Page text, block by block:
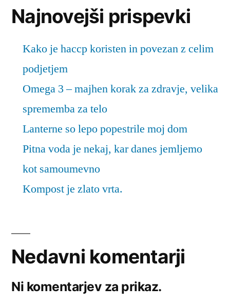
Najnovejši prispevki
Kako je haccp koristen in povezan z celim
podjetjem
Omega 3 – majhen korak za zdravje, velika
sprememba za telo
Lanterne so lepo popestrile moj dom
Pitna voda je nekaj, kar danes jemljemo
kot samoumevno
Kompost je zlato vrta.
Nedavni komentarji
Ni komentarjev za prikaz.